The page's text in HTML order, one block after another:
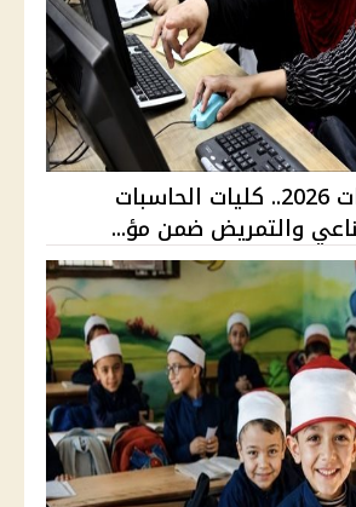
تنسيق الجامعات 2026.. كليات الحاسبات
والتمريض ضمن مؤ...